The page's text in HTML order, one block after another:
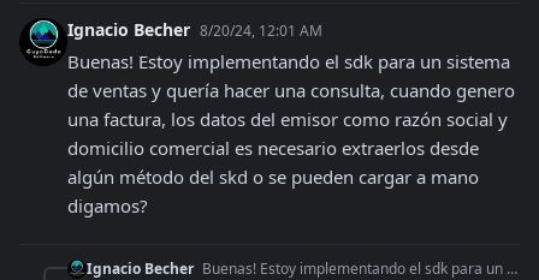
Ignacio Becher 8/20/24, 12:01 AM
Buenas! Estoy implementando el sdk para un sistema
de ventas y quería hacer una consulta, cuando genero
una factura, los datos del emisor como razón social y
domicilio comercial es necesario extraerlos desde
algún método del skd o se pueden cargar a mano
digamos?
Ignacio Becher Buenas! Estoy implementando el sdk para un sistema de ventas y quería hacer una consulta, cuando genero una factura, los datos del emisor como razón social y do